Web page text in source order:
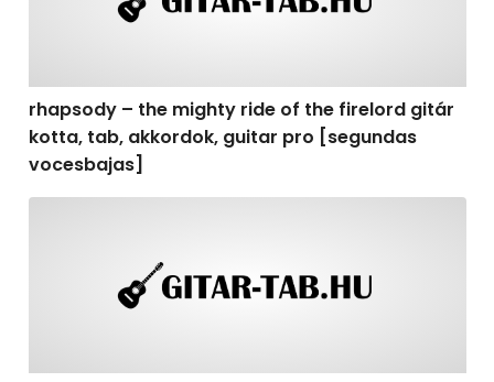
rhapsody – the mighty ride of the firelord gitár
kotta, tab, akkordok, guitar pro [segundas
vocesbajas]